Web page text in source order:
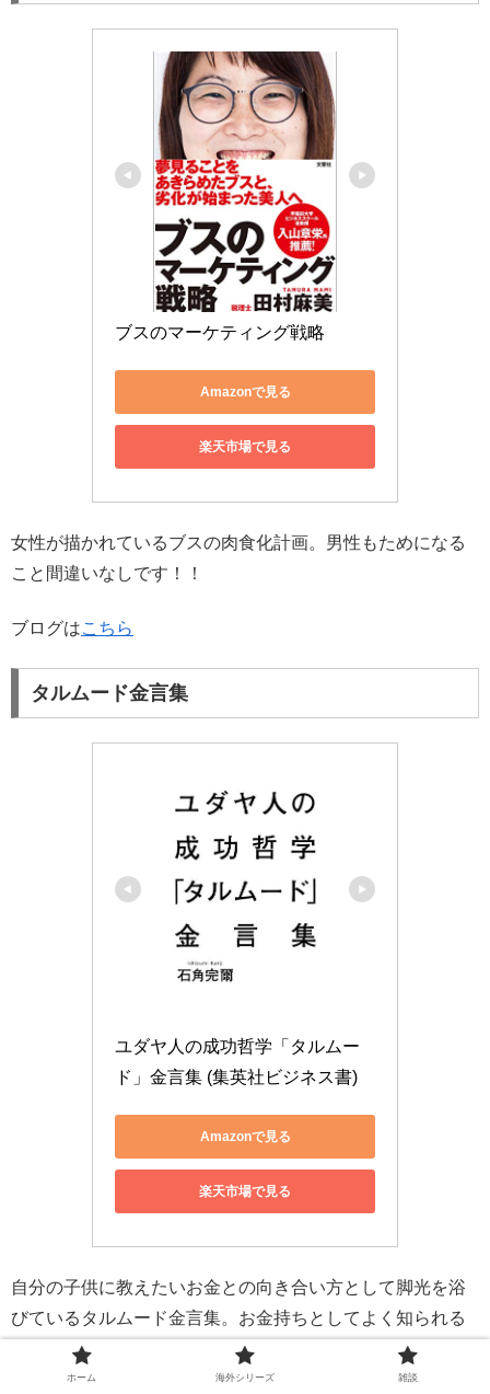
ブスのマーケティング戦略
Amazonで見る
楽天市場で見る
女性が描かれているブスの肉食化計画。男性もためになる
こと間違いなしです！！
ブログはこちら
タルムード金言集
ユダヤ人の成功哲学「タルムー
ド」金言集 (集英社ビジネス書)
Amazonで見る
楽天市場で見る
自分の子供に教えたいお金との向き合い方として脚光を浴
びているタルムード金言集。お金持ちとしてよく知られる
ユダヤの教えであり、大人でも感銘を受けることが多い。
ホーム 海外シリーズ 雑談